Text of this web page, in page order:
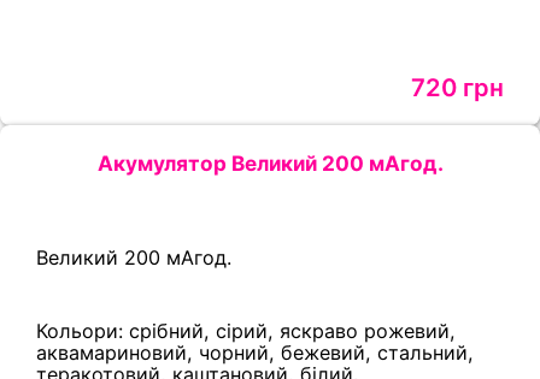
720 грн
Акумулятор Великий 200 мАгод.
Великий 200 мАгод.
Кольори: срібний, сірий, яскраво рожевий,
аквамариновий, чорний, бежевий, стальний,
теракотовий, каштановий, білий.